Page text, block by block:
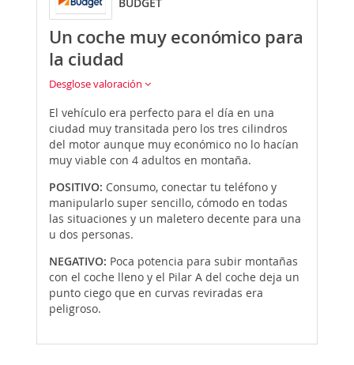
Un coche muy económico para
la ciudad
Desglose valoración
El vehículo era perfecto para el día en una
ciudad muy transitada pero los tres cilindros
del motor aunque muy económico no lo hacían
muy viable con 4 adultos en montaña.
POSITIVO: Consumo, conectar tu teléfono y
manipularlo super sencillo, cómodo en todas
las situaciones y un maletero decente para una
u dos personas.
NEGATIVO: Poca potencia para subir montañas
con el coche lleno y el Pilar A del coche deja un
punto ciego que en curvas reviradas era
peligroso.